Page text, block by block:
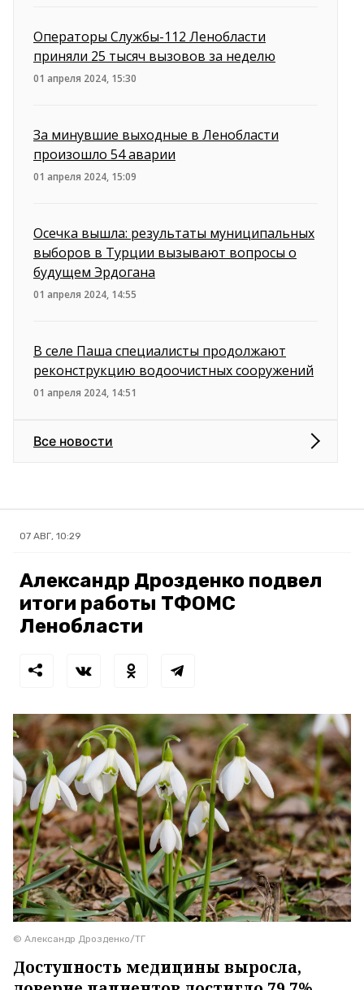
Операторы Службы-112 Ленобласти
приняли 25 тысяч вызовов за неделю
01 апреля 2024, 15:30
За минувшие выходные в Ленобласти
произошло 54 аварии
01 апреля 2024, 15:09
Осечка вышла: результаты муниципальных
выборов в Турции вызывают вопросы о
будущем Эрдогана
01 апреля 2024, 14:55
В селе Паша специалисты продолжают
реконструкцию водоочистных сооружений
01 апреля 2024, 14:51
Все новости
07 АВГ, 10:29
Александр Дрозденко подвел
итоги работы ТФОМС
Ленобласти
© Александр Дрозденко/ТГ
Доступность медицины выросла,